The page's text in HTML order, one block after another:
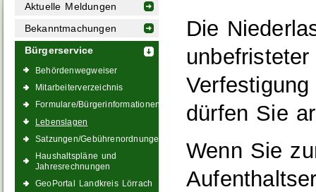
Aktuelle Meldungen
Bekanntmachungen
Bürgerservice
Behördenwegweiser
Mitarbeiterverzeichnis
Formulare/Bürgerinformationen
Lebenslagen
Satzungen/Gebührenordnungen
Haushaltspläne und
Jahresrechnungen
GeoPortal Landkreis Lörrach
Die
dürfen Sie
Wenn Sie